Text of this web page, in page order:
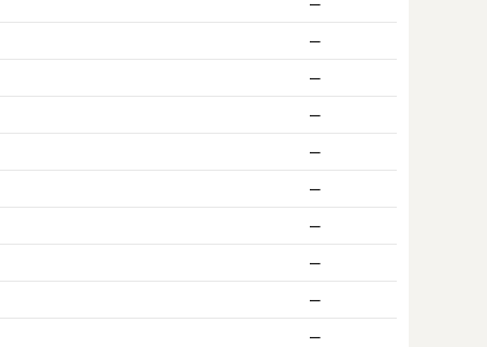
ー
ー
ー
ー
ー
ー
ー
ー
ー